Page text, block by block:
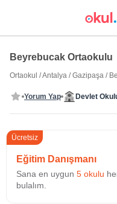
Beyrebucak Ortaokulu
Ortaokul /Antalya /Gazipaşa /
Yorum Yap Devlet
Ücretsiz
Eğitim Danışmanı
Sana en uygun 5 okulu
bulalım.